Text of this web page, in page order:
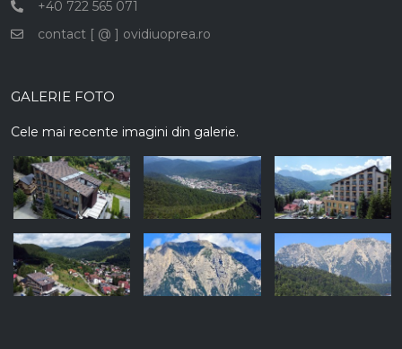
+40 722 565 071
contact [ @ ] ovidiuoprea.ro
GALERIE FOTO
Cele mai recente imagini din galerie.